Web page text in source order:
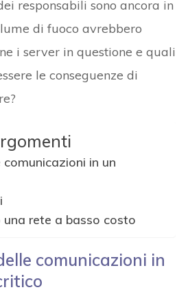
responsabili sono ancora in
di fuoco avrebbero
i server in questione e quali
le conseguenze di
in un
rete a basso costo
comunicazioni in